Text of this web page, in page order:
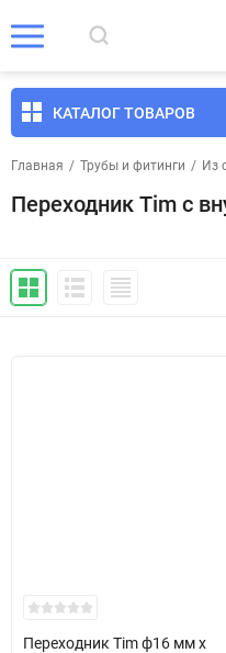
КАТАЛОГ ТОВАРОВ
Главная / Трубы и фитинги / Из
Переходник Tim с
Переходник Tim ф16 мм х